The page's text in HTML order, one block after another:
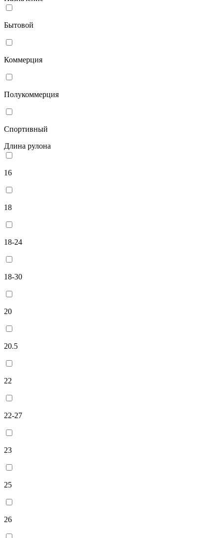
Бытовой
Коммерция
Полукоммерция
Спортивный
Длина рулона
16
18
18-24
18-30
20
20.5
22
22-27
23
25
26